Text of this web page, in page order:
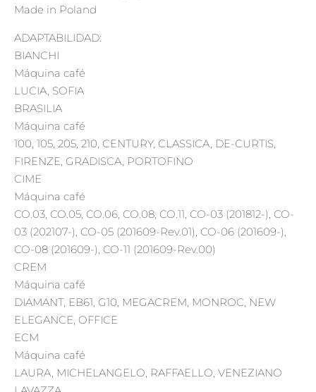
Made in Poland
ADAPTABILIDAD:
BIANCHI
Máquina café
LUCIA, SOFIA
BRASILIA
Máquina café
100, 105, 205, 210, CENTURY, CLASSICA, DE-CURTIS,
FIRENZE, GRADISCA, PORTOFINO
CIME
Máquina café
CO.03, CO.05, CO.06, CO.08, CO.11, CO-03 (201812-), CO-
03 (202107-), CO-05 (201609-Rev.01), CO-06 (201609-),
CO-08 (201609-), CO-11 (201609-Rev.00)
CREM
Máquina café
DIAMANT, EB61, G10, MEGACREM, MONROC, NEW
ELEGANCE, OFFICE
ECM
Máquina café
LAURA, MICHELANGELO, RAFFAELLO, VENEZIANO